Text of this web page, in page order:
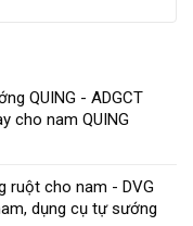
QUING - ADGCT
cho nam QUING
ruột cho nam - DVG
dụng cụ tự sướng